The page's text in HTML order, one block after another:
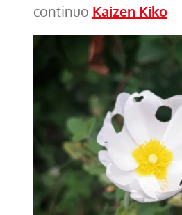
continuo Kaizen Kiko